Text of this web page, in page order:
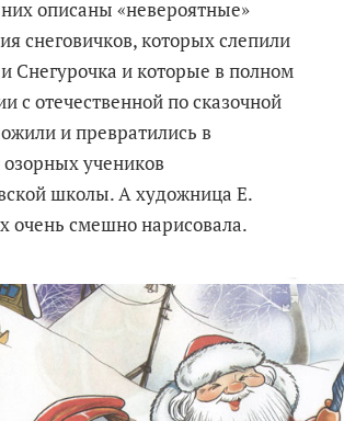
описаны «невероятные»
снеговичков, которых слепили
Снегурочка и которые в полном
с отечественной по сказочной
и превратились в
учеников
школы. А художница Е.
очень смешно нарисовала.